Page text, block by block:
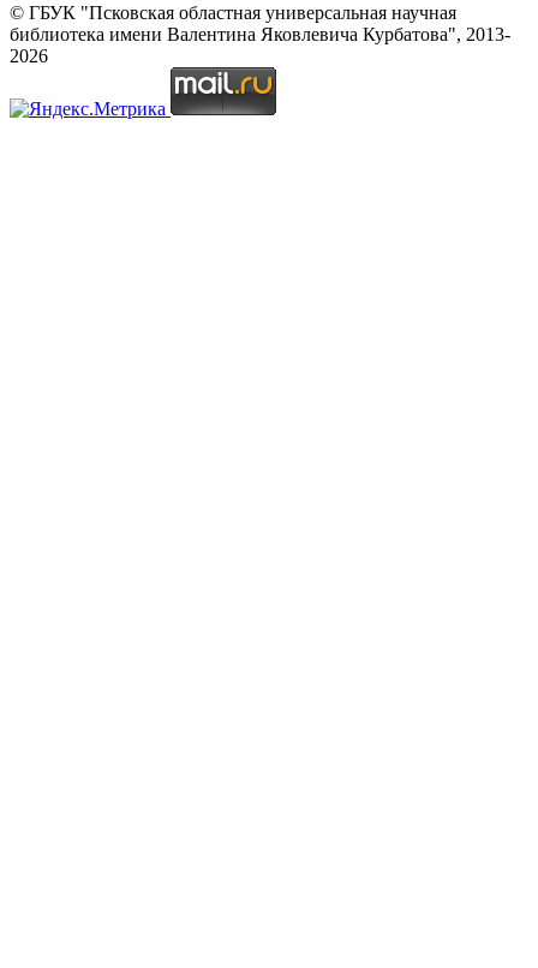
© ГБУК "Псковская областная универсальная научная
библиотека имени Валентина Яковлевича Курбатова", 2013-
2026